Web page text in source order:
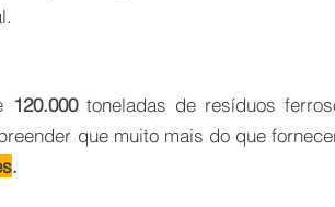
120.000toneladas de resíduos
que muito mais do que
.